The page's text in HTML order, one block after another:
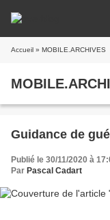
Accueil » MOBILE.ARCHIVES
Guidance de
Publié le 30/11/2020 à
Par Pascal Cadart